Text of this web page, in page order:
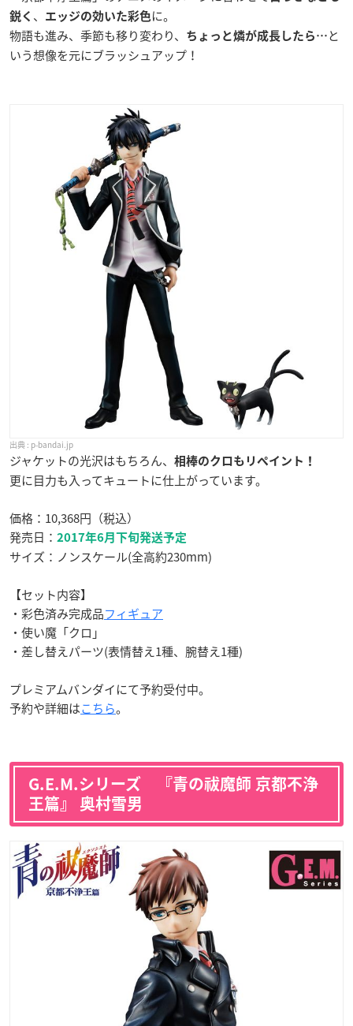
鋭く 、 エッジの効いた彩色 に。
物語も進み、季節も移り変わり、
ちょっと燐が成長したら… と
いう想像を元にブラッシュアップ！
p-bandai.jp
ジャケットの光沢はもちろん、 相棒のクロもリペイント！
更に目力も入ってキュートに仕上がっています。
価格：10,368円（税込）
発売日： 2017年6月下旬発送予定
サイズ：ノンスケール(全高約230mm)
【セット内容】
・彩色済み完成品フィギュア
・使い魔「クロ」
・差し替えパーツ(表情替え1種、腕替え1種)
プレミアムバンダイにて予約受付中。
予約や詳細はこちら。
G.E.M.シリーズ 『青の祓魔師 京都不浄
王篇』 奥村雪男